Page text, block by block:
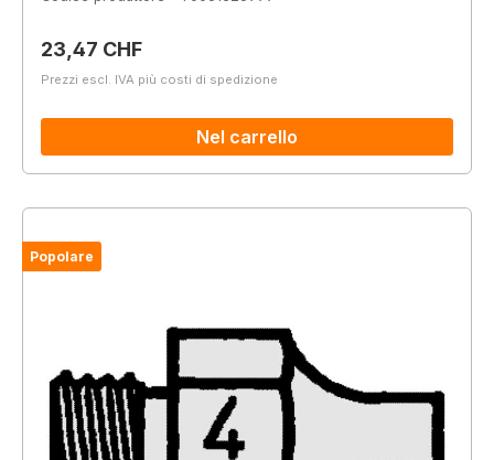
Prezzo normale:
23,47 CHF
Prezzi escl. IVA più costi di spedizione
Nel carrello
Popolare